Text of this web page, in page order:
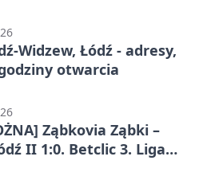
Widzew, Łódź - adresy,
otwarcia
Ząbkovia Ząbki –
II 1:0. Betclic 3. Liga